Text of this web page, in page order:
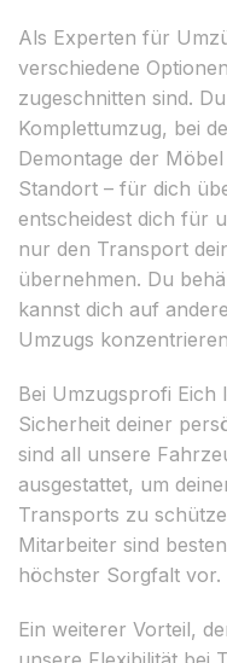
Als Experten für
verschiedene
zugeschnitten sind.
Komplettumzug, bei
Demontage der
Standort – für dich
entscheidest dich für
nur den Transport
übernehmen. Du
kannst dich auf
Umzugs
Bei Umzugsprofi Eich
Sicherheit deiner
sind all unsere
ausgestattet, um
Transports zu
Mitarbeiter sind
höchster Sorgfalt vor.
Ein weiterer Vorteil,